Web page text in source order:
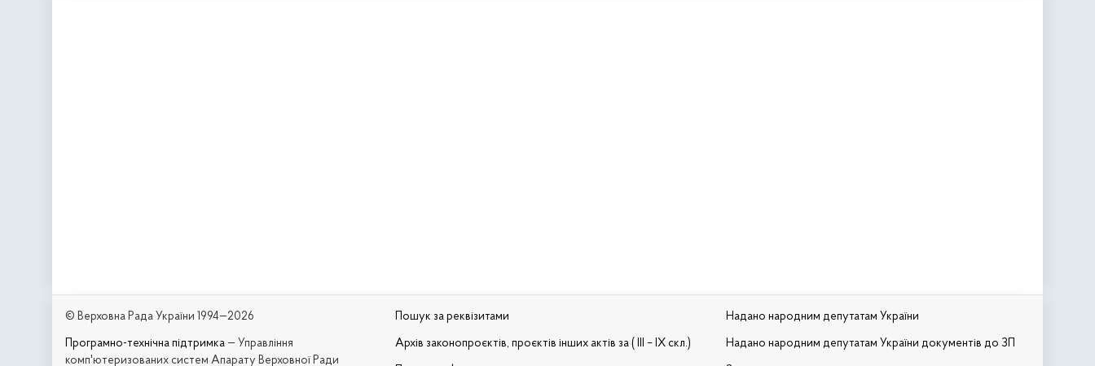
© Верховна Рада України 1994—2026
Програмно-технічна підтримка — Управління
комп'ютеризованих систем Апарату Верховної Ради
Пошук за реквізитами
Архів законопроєктів, проєктів інших актів за ( III – IX скл.)
Надано народним депутатам України
Надано народним депутатам України документів до ЗП